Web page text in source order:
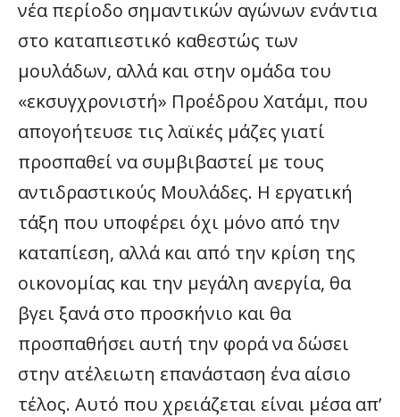
νέα περίοδο σημαντικών αγώνων ενάντια
στο καταπιεστικό καθεστώς των
μουλάδων, αλλά και στην ομάδα του
«εκσυγχρονιστή» Προέδρου Χατάμι, που
απογοήτευσε τις λαϊκές μάζες γιατί
προσπαθεί να συμβιβαστεί με τους
αντιδραστικούς Μουλάδες. Η εργατική
τάξη που υποφέρει όχι μόνο από την
καταπίεση, αλλά και από την κρίση της
οικονομίας και την μεγάλη ανεργία, θα
βγει ξανά στο προσκήνιο και θα
προσπαθήσει αυτή την φορά να δώσει
στην ατέλειωτη επανάσταση ένα αίσιο
τέλος. Αυτό που χρειάζεται είναι μέσα απ’